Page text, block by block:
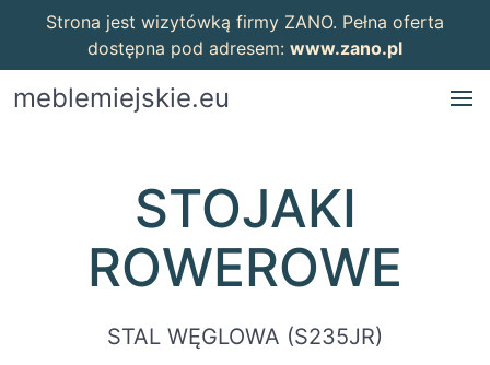
Strona jest wizytówką firmy ZANO. Pełna oferta
dostępna pod adresem: www.zano.pl
meblemiejskie.eu
STOJAKI
ROWEROWE
STAL WĘGLOWA (S235JR)